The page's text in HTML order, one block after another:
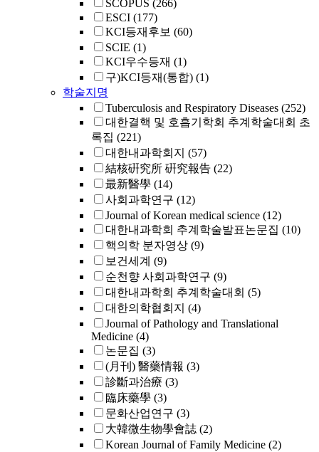
SCOPUS (266)
ESCI (177)
KCI등재후보 (60)
SCIE (1)
KCI우수등재 (1)
구)KCI등재(통합) (1)
학술지명
Tuberculosis and Respiratory Diseases (252)
대한결핵 및 호흡기학회 추계학술대회 초
록집 (221)
대한내과학회지 (57)
結核硏究所 硏究報告 (22)
最新醫學 (14)
사회과학연구 (12)
Journal of Korean medical science (12)
대한내과학회 추계학술발표논문집 (10)
핵의학 분자영상 (9)
보건세계 (9)
순천향 사회과학연구 (9)
대한내과학회 추계학술대회 (5)
대한의학협회지 (4)
Journal of Pathology and Translational
Medicine (4)
논문집 (3)
(月刊) 醫藥情報 (3)
診斷과治療 (3)
臨床藥學 (3)
문화산업연구 (3)
大韓微生物學會誌 (2)
Korean Journal of Family Medicine (2)